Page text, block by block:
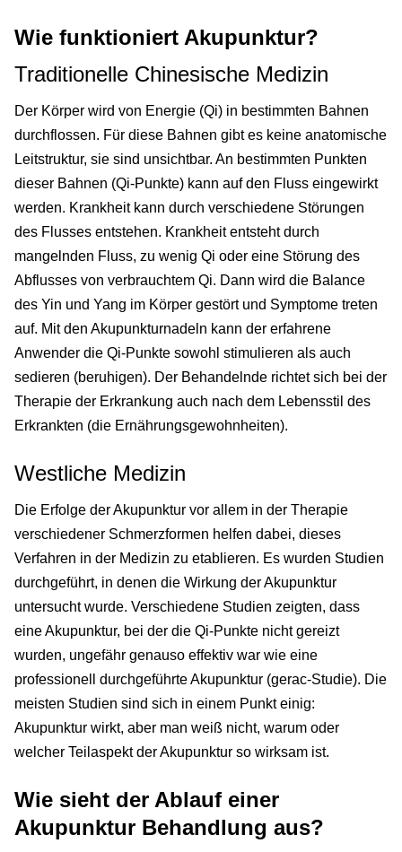
Wie funktioniert Akupunktur?
Traditionelle Chinesische Medizin
Der Körper wird von Energie (Qi) in bestimmten Bahnen
durchflossen. Für diese Bahnen gibt es keine anatomische
Leitstruktur, sie sind unsichtbar. An bestimmten Punkten
dieser Bahnen (Qi-Punkte) kann auf den Fluss eingewirkt
werden. Krankheit kann durch verschiedene Störungen
des Flusses entstehen. Krankheit entsteht durch
mangelnden Fluss, zu wenig Qi oder eine Störung des
Abflusses von verbrauchtem Qi. Dann wird die Balance
des Yin und Yang im Körper gestört und Symptome treten
auf. Mit den Akupunkturnadeln kann der erfahrene
Anwender die Qi-Punkte sowohl stimulieren als auch
sedieren (beruhigen). Der Behandelnde richtet sich bei der
Therapie der Erkrankung auch nach dem Lebensstil des
Erkrankten (die Ernährungsgewohnheiten).
Westliche Medizin
Die Erfolge der Akupunktur vor allem in der Therapie
verschiedener Schmerzformen helfen dabei, dieses
Verfahren in der Medizin zu etablieren. Es wurden Studien
durchgeführt, in denen die Wirkung der Akupunktur
untersucht wurde. Verschiedene Studien zeigten, dass
eine Akupunktur, bei der die Qi-Punkte nicht gereizt
wurden, ungefähr genauso effektiv war wie eine
professionell durchgeführte Akupunktur (gerac-Studie). Die
meisten Studien sind sich in einem Punkt einig:
Akupunktur wirkt, aber man weiß nicht, warum oder
welcher Teilaspekt der Akupunktur so wirksam ist.
Wie sieht der Ablauf einer
Akupunktur Behandlung aus?